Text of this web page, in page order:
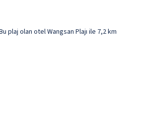
plaj olan otel Wangsan Plajı ile 7,2 km